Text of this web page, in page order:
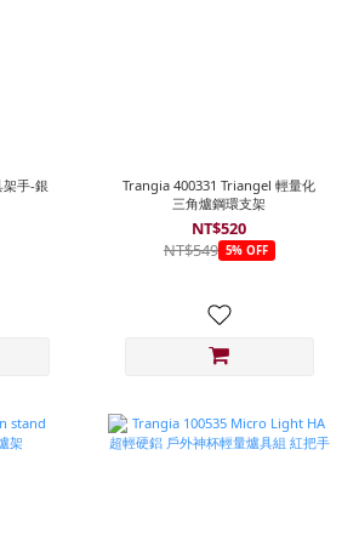
手-銀
Trangia 400331 Triangel 輕量化
三角爐鋼環支架
NT$520
NT$549 5% OFF